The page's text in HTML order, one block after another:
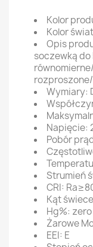
Kolor
Kolor
Opis
soczewką
Wymiary:
Napięcie:
Pobór
Strumień
CRI:
Kąt
Hg%: zero
Żarowe
EEI: E